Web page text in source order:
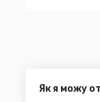
Як я можу